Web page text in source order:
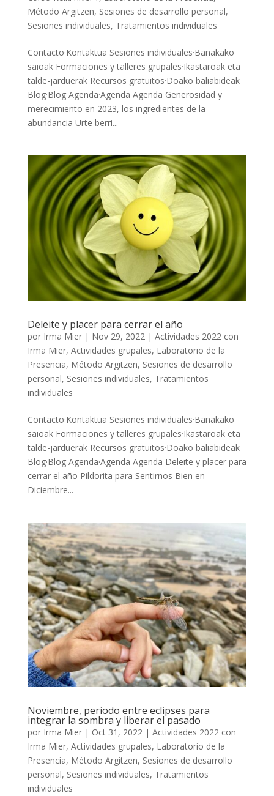
Método Argitzen, Sesiones de desarrollo personal,
Sesiones individuales, Tratamientos individuales
Contacto·Kontaktua Sesiones individuales·Banakako
saioak Formaciones y talleres grupales·Ikastaroak eta
talde-jarduerak Recursos gratuitos·Doako baliabideak
Blog·Blog Agenda·Agenda Agenda Generosidad y
merecimiento en 2023, los ingredientes de la
abundancia Urte berri...
Deleite y placer para cerrar el año
por Irma Mier| Nov 29, 2022| Actividades 2022 con
Irma Mier, Actividades grupales, Laboratorio de la
Presencia, Método Argitzen, Sesiones de desarrollo
personal, Sesiones individuales, Tratamientos
individuales
Contacto·Kontaktua Sesiones individuales·Banakako
saioak Formaciones y talleres grupales·Ikastaroak eta
talde-jarduerak Recursos gratuitos·Doako baliabideak
Blog·Blog Agenda·Agenda Agenda Deleite y placer para
cerrar el año Pildorita para Sentirnos Bien en
Diciembre...
Noviembre, periodo entre eclipses para
integrar la sombra y liberar el pasado
por Irma Mier| Oct 31, 2022| Actividades 2022 con
Irma Mier, Actividades grupales, Laboratorio de la
Presencia, Método Argitzen, Sesiones de desarrollo
personal, Sesiones individuales, Tratamientos
individuales